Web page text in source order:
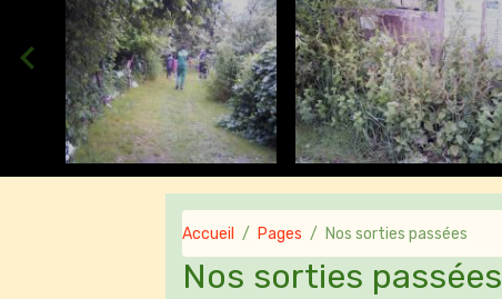
Accueil Pages Nos sorties passées
Nos sorties passées